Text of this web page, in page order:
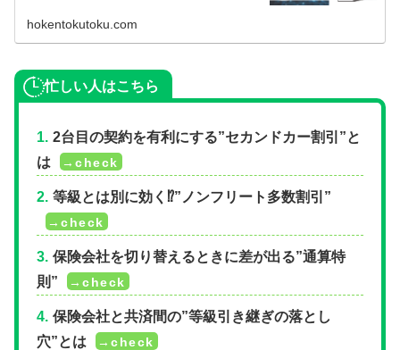
hokentokutoku.com
忙しい人はこちら
2台目の契約を有利にする”セカンドカー割引”と
は
等級とは別に効く⁉”ノンフリート多数割引”
保険会社を切り替えるときに差が出る”通算特
則”
保険会社と共済間の”等級引き継ぎの落とし
穴”とは